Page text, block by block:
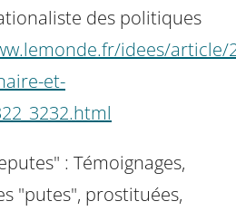
des politiques
idees/article/
et-
: Témoignages,
"putes", prostituées,